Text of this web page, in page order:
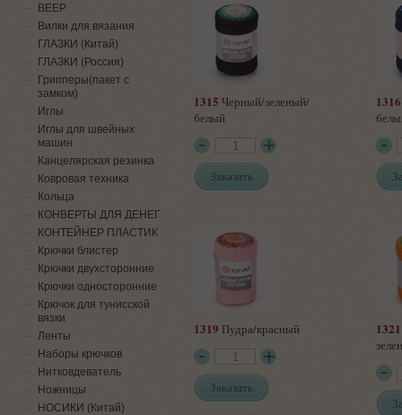
1315 Черный/зеленый/
белый
Заказать
1316
1319 Пудра/красный
Заказать
1321
ВЕЕР
Вилки для вязания
ГЛАЗКИ (Китай)
ГЛАЗКИ (Россия)
Грипперы(пакет с
замком)
Иглы
Иглы для швейных
машин
Канцелярская резинка
Ковровая техника
Кольца
КОНВЕРТЫ ДЛЯ ДЕНЕГ
КОНТЕЙНЕР ПЛАСТИК
Крючки блистер
Крючки двухсторонние
Крючки односторонние
Крючок для тунисской
вязки
Ленты
Наборы крючков
Нитковдеватель
Ножницы
НОСИКИ (Китай)